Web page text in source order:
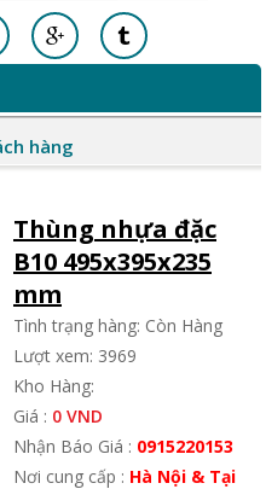
hàng
Thùng nhựa đặc
B10 495x395x235
mm
Tình trạng hàng: Còn Hàng
Lượt xem: 3969
Kho Hàng:
Giá : 0 VND
Nhận Báo Giá : 0915220153
Nơi cung cấp : Hà Nội & Tại